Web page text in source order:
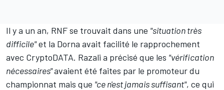
Il y a un an, RNF se trouvait dans une "situation très
difficile"et la Dorna avait facilité le rapprochement
avec CryptoDATA. Razali a précisé que les "vérification
nécessaires"avaient été faites par le promoteur du
championnat mais que "ce n'est jamais suffisant", ce qui